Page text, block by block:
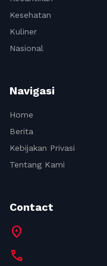
Kesehatan
Kuliner
Nasional
Navigasi
Home
Berita
Kebijakan Privasi
Tentang Kami
Contact
location_on
call